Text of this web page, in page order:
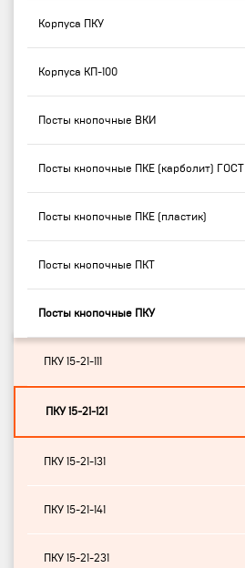
Корпуса ПКУ
Корпуса КП-100
Посты кнопочные ВКИ
Посты кнопочные ПКЕ (карболит) ГОСТ
Посты кнопочные ПКЕ (пластик)
Посты кнопочные ПКТ
Посты кнопочные ПКУ
ПКУ 15-21-111
ПКУ 15-21-121
ПКУ 15-21-131
ПКУ 15-21-141
ПКУ 15-21-231